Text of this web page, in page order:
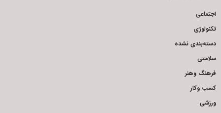
اجتماعی
تکنولوژی
دسته‌بندی نشده
سلامتی
فرهنگ وهنر
کسب وکار
ورزشی